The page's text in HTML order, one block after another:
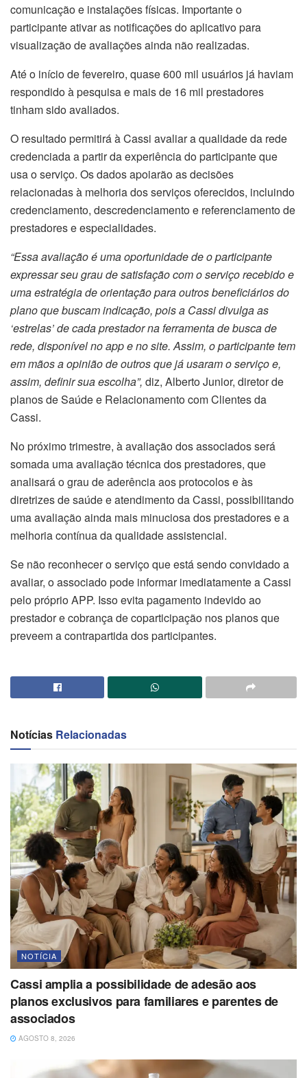
comunicação e instalações físicas. Importante o
participante ativar as notificações do aplicativo para
visualização de avaliações ainda não realizadas.
Até o início de fevereiro, quase 600 mil usuários já haviam
respondido à pesquisa e mais de 16 mil prestadores
tinham sido avaliados.
O resultado permitirá à Cassi avaliar a qualidade da rede
credenciada a partir da experiência do participante que
usa o serviço. Os dados apoiarão as decisões
relacionadas à melhoria dos serviços oferecidos, incluindo
credenciamento, descredenciamento e referenciamento de
prestadores e especialidades.
“Essa avaliação é uma oportunidade de o participante
expressar seu grau de satisfação com o serviço recebido e
uma estratégia de orientação para outros beneficiários do
plano que buscam indicação, pois a Cassi divulga as
‘estrelas’ de cada prestador na ferramenta de busca de
rede, disponível no app e no site. Assim, o participante tem
em mãos a opinião de outros que já usaram o serviço e,
assim, definir sua escolha”, diz, Alberto Junior, diretor de
planos de Saúde e Relacionamento com Clientes da
Cassi.
No próximo trimestre, à avaliação dos associados será
somada uma avaliação técnica dos prestadores, que
analisará o grau de aderência aos protocolos e às
diretrizes de saúde e atendimento da Cassi, possibilitando
uma avaliação ainda mais minuciosa dos prestadores e a
melhoria contínua da qualidade assistencial.
Se não reconhecer o serviço que está sendo convidado a
avaliar, o associado pode informar imediatamente a Cassi
pelo próprio APP. Isso evita pagamento indevido ao
prestador e cobrança de coparticipação nos planos que
preveem a contrapartida dos participantes.
Notícias Relacionadas
NOTÍCIA
Cassi amplia a possibilidade de adesão aos
planos exclusivos para familiares e parentes de
associados
AGOSTO 8, 2026